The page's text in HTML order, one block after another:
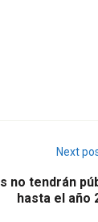
Next
no tendrán
hasta el año